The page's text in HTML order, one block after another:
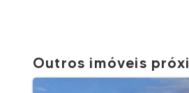
Outros imóveis